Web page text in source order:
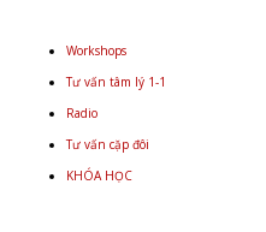
Workshops
Tư vấn tâm lý 1-1
Radio
Tư vấn cặp đôi
KHÓA HỌC